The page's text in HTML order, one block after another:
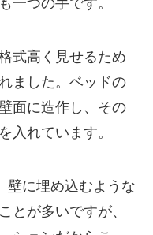
一つの手です。
式高く見せるため
ました。ベッドの
面に造作し、その
入れています。
壁に埋め込むような
とが多いですが、